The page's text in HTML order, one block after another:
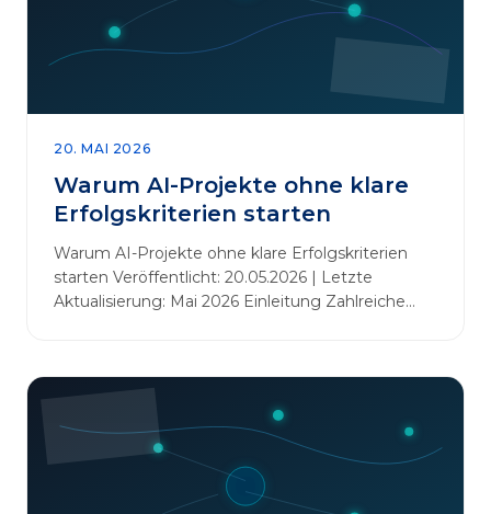
20. MAI 2026
Warum AI-Projekte ohne klare
Erfolgskriterien starten
Warum AI-Projekte ohne klare Erfolgskriterien
starten Veröffentlicht: 20.05.2026 | Letzte
Aktualisierung: Mai 2026 Einleitung Zahlreiche
automatisieren oder sich Wettbewerbsvorteile zu
verschaffen. Oftmals liegt der Fokus dabei auf
praxisnahem Handeln: Erfahrungen sammeln,
Prototypen entwickeln und interne Skepsis
abbauen. Der zentrale Begriff dieses Beitrags ist
„Erfolgskriterien für AI-Projekte“. In [&hellip;]